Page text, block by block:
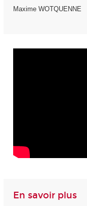
Maxime WOTQUENNE
En savoir plus